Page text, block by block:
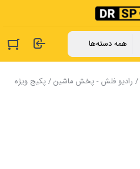
/ رادیو فلش - پخش ماشین/ پکیج ویژه